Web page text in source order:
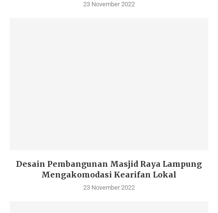
23 November 2022
Desain Pembangunan Masjid Raya Lampung
Mengakomodasi Kearifan Lokal
23 November 2022